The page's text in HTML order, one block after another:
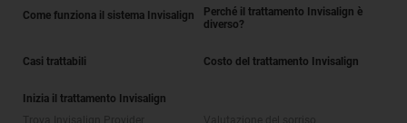
Come funziona il sistema Invisalign
Perché il trattamento Invisalign è
diverso?
Casi trattabili Costo del trattamento Invisalign
Inizia il trattamento Invisalign